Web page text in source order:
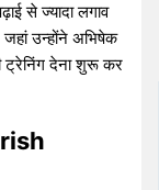
से ज्यादा लगाव
उन्होंने अभिषेक
ट्रेनिंग देना शुरू कर